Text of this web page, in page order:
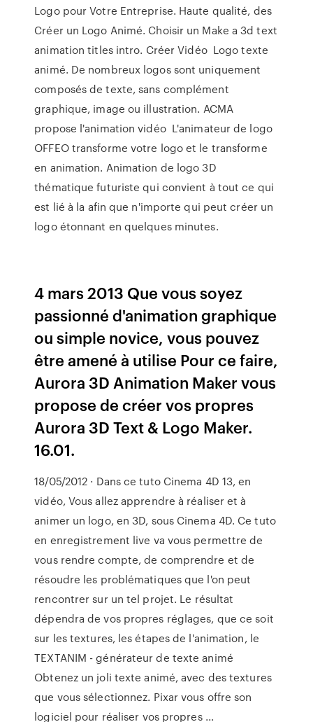
Logo pour Votre Entreprise. Haute qualité, des
Créer un Logo Animé. Choisir un Make a 3d text
animation titles intro. Créer Vidéo Logo texte
animé. De nombreux logos sont uniquement
composés de texte, sans complément
graphique, image ou illustration. ACMA
propose l'animation vidéo L'animateur de logo
OFFEO transforme votre logo et le transforme
en animation. Animation de logo 3D
thématique futuriste qui convient à tout ce qui
est lié à la afin que n'importe qui peut créer un
logo étonnant en quelques minutes.
4 mars 2013 Que vous soyez
passionné d'animation graphique
ou simple novice, vous pouvez
être amené à utilise Pour ce faire,
Aurora 3D Animation Maker vous
propose de créer vos propres
Aurora 3D Text & Logo Maker.
16.01.
18/05/2012 · Dans ce tuto Cinema 4D 13, en
vidéo, Vous allez apprendre à réaliser et à
animer un logo, en 3D, sous Cinema 4D. Ce tuto
en enregistrement live va vous permettre de
vous rendre compte, de comprendre et de
résoudre les problématiques que l'on peut
rencontrer sur un tel projet. Le résultat
dépendra de vos propres réglages, que ce soit
sur les textures, les étapes de l'animation, le
TEXTANIM - générateur de texte animé
Obtenez un joli texte animé, avec des textures
que vous sélectionnez. Pixar vous offre son
logiciel pour réaliser vos propres ...